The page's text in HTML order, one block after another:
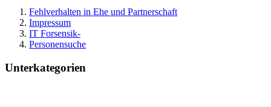
Fehlverhalten in Ehe und Partnerschaft
Impressum
IT Forsensik-
Personensuche
Unterkategorien